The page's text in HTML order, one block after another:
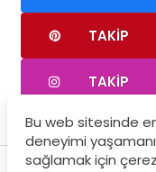
TAKIP
TAKIP
Bu web sitesinde
deneyimi
sağlamak için